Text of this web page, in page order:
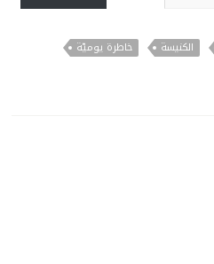
الكنيسة
خاطرة يوميّة